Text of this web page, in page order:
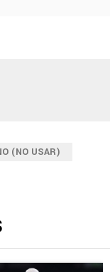
(NO USAR)
2-3 Atlante:
de tendencia con